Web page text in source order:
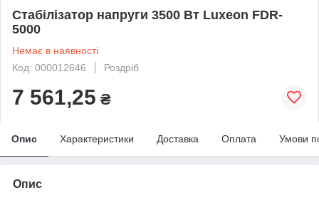
Стабілізатор напруги 3500 Вт Luxeon FDR-
5000
Немає в наявності
Код: 000012646
Роздріб
7 561,25 ₴
Опис Характеристики Доставка Оплата Умови
Опис